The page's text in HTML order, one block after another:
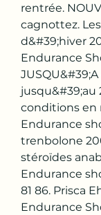
rentrée.
cagnottez.
d&#39;hiver
Endurance
JUSQU&#39;A
jusqu&#39;au
conditions en
Endurance
trenbolone
stéroïdes
Endurance
81 86. Prisca
Endurance